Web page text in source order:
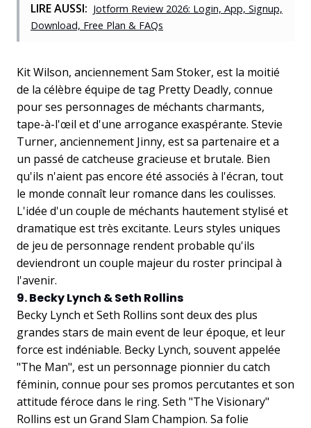
LIRE AUSSI: Jotform Review 2026: Login, App, Signup,
Download, Free Plan & FAQs
Kit Wilson, anciennement Sam Stoker, est la moitié
de la célèbre équipe de tag Pretty Deadly, connue
pour ses personnages de méchants charmants,
tape-à-l'œil et d'une arrogance exaspérante. Stevie
Turner, anciennement Jinny, est sa partenaire et a
un passé de catcheuse gracieuse et brutale. Bien
qu'ils n'aient pas encore été associés à l'écran, tout
le monde connaît leur romance dans les coulisses.
L'idée d'un couple de méchants hautement stylisé et
dramatique est très excitante. Leurs styles uniques
de jeu de personnage rendent probable qu'ils
deviendront un couple majeur du roster principal à
l'avenir.
9. Becky Lynch & Seth Rollins
Becky Lynch et Seth Rollins sont deux des plus
grandes stars de main event de leur époque, et leur
force est indéniable. Becky Lynch, souvent appelée
"The Man", est un personnage pionnier du catch
féminin, connue pour ses promos percutantes et son
attitude féroce dans le ring. Seth "The Visionary"
Rollins est un Grand Slam Champion. Sa folie